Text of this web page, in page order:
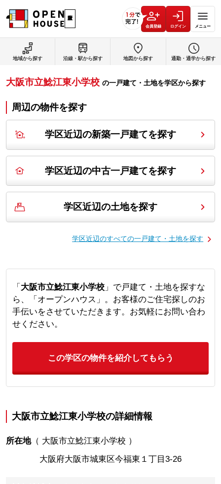
会員登録 ログイン メニュー
地域から探す 沿線・駅から探す 地図から探す 通勤・通学から探す
大阪市立鯰江東小学校 の一戸建て・土地を学区から探す
周辺の物件を探す
学区近辺の新築一戸建てを探す
学区近辺の中古一戸建てを探す
学区近辺の土地を探す
学区近辺のすべての一戸建て・土地を探す
「 大阪市立鯰江東小学校」で戸建て・土地を探すな
ら、「オープンハウス」。お客様のご住宅探しのお
手伝いをさせていただきます。お気軽にお問い合わ
せください。
この学区の物件を紹介してもらう
大阪市立鯰江東小学校の詳細情報
所在地（ 大阪市立鯰江東小学校 ）
大阪府大阪市城東区今福東１丁目3-26